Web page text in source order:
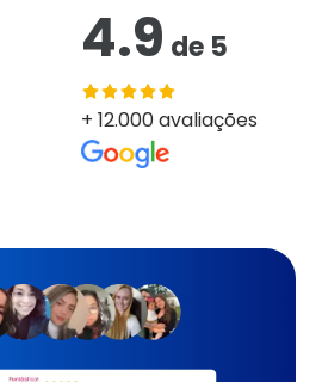
4.9 de 5
+ 12.000 avaliações